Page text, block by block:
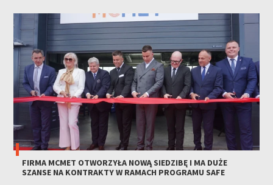
FIRMA MCMET OTWORZYŁA NOWĄ SIEDZIBĘ I MA DUŻE
SZANSE NA KONTRAKTY W RAMACH PROGRAMU SAFE